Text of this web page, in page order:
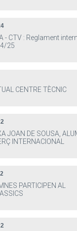
- CTV : Reglament
25
CENTRE TÈCNIC
JOAN DE SOUSA,
INTERNACIONAL
PARTICIPEN AL